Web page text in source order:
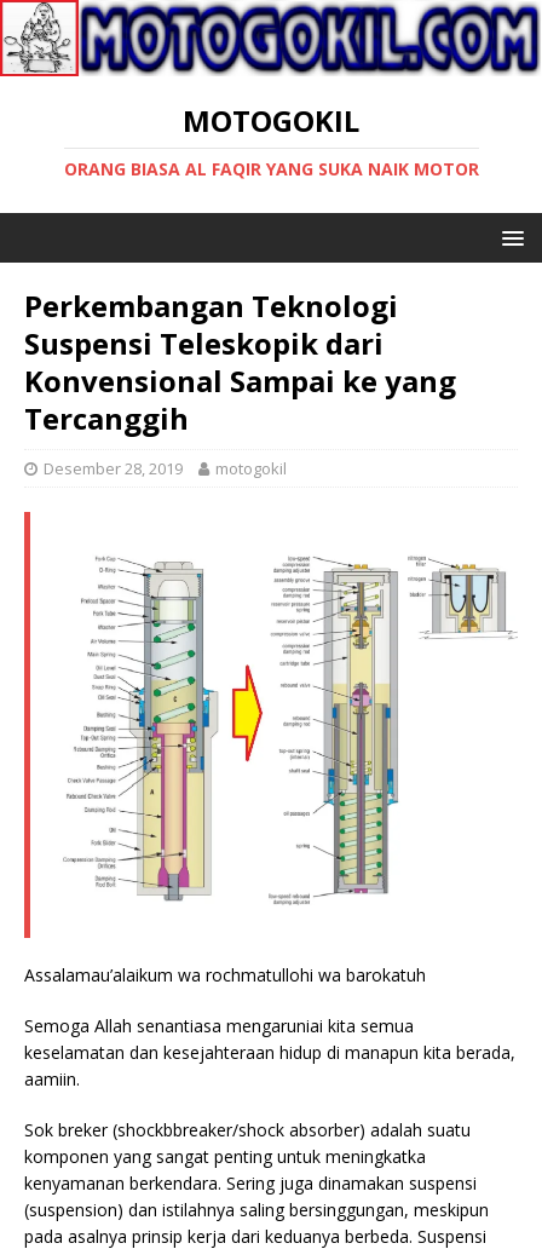
MOTOGOKIL
ORANG BIASA AL FAQIR YANG SUKA NAIK MOTOR
Perkembangan Teknologi
Suspensi Teleskopik dari
Konvensional Sampai ke yang
Tercanggih
Desember 28, 2019 motogokil
Assalamau’alaikum wa rochmatullohi wa barokatuh
Semoga Allah senantiasa mengaruniai kita semua
keselamatan dan kesejahteraan hidup di manapun kita berada,
aamiin.
Sok breker (shockbbreaker/shock absorber) adalah suatu
komponen yang sangat penting untuk meningkatka
kenyamanan berkendara. Sering juga dinamakan suspensi
(suspension) dan istilahnya saling bersinggungan, meskipun
pada asalnya prinsip kerja dari keduanya berbeda. Suspensi